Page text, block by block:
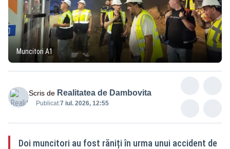
Muncitori A1
Scris de Realitatea de Dambovita
Publicat:7 iul. 2026, 12:55
Doi muncitori au fost răniți în urma unui accident de